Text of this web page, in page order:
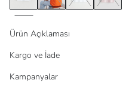
Ürün Açıklaması
Kargo ve İade
Kampanyalar